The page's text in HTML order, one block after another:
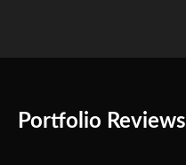
Portfolio Reviews